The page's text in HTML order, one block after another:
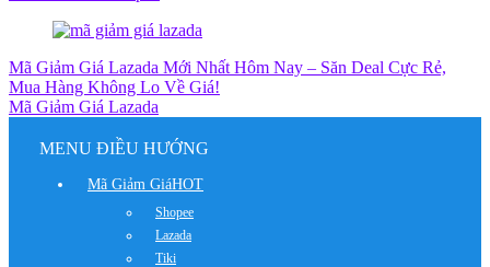
Mã Giảm Giá Lazada Mới Nhất Hôm Nay – Săn Deal Cực Rẻ,
Mua Hàng Không Lo Về Giá!
Mã Giảm Giá Lazada
MENU ĐIỀU HƯỚNG
Mã Giảm GiáHOT
Shopee
Lazada
Tiki